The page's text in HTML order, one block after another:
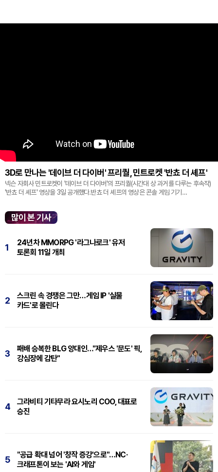
3D로 만나는 '데이브 더 다이버' 프리퀄, 민트로켓 '반쵸 더 셰프'
넥슨 자회사 민트로켓이 '데이브 더 다이버'의 프리퀄(시간대 상 과거를 다루는 후속작)
'반쵸 더 셰프' 영상을 3일 공개했다.반쵸 더 셰프의 영상은 콘솔 게임 기기
많이 본 기사
1
24년차 MMORPG '라그나로크' 유저
토론회 11일 개최
2
스크린 속 경쟁은 그만…게임 IP '실물
카드'로 몰린다
3
패배 승복한 BLG 양대인…"제우스 '문도' 픽,
강심장에 감탄"
4
그라비티 기타무라 요시노리 COO, 대표로
승진
5
"공급 확대 넘어 '창작 증강'으로"…NC·
크래프톤이 보는 'AI와 게임'